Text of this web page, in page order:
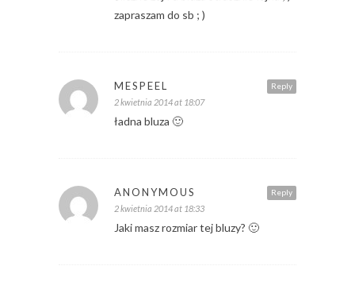
zapraszam do sb ; )
Reply
MESPEEL
2 kwietnia 2014 at 18:07
ładna bluza 🙂
Reply
ANONYMOUS
2 kwietnia 2014 at 18:33
Jaki masz rozmiar tej bluzy? 🙂